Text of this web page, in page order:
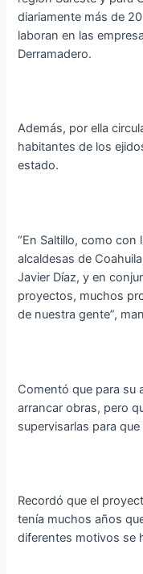
diariamente más de
laboran en las
Derramadero.
Además, por ella
habitantes de los
estado.
“En Saltillo, como con
alcaldesas de
Javier Díaz, y en
proyectos, muchos
de nuestra gente”,
Comentó que para su
arrancar obras, pero
supervisarlas para
Recordó que el
tenía muchos años
diferentes motivos se